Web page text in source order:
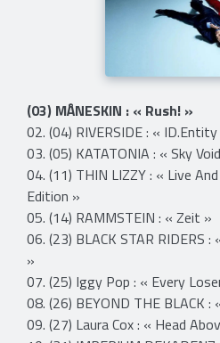
(03) MÅNESKIN : « Rush! »
02. (04) RIVERSIDE : «
03. (05) KATATONIA : « Sky
04. (11) THIN LIZZY : « Live
Edition »
05. (14) RAMMSTEIN : « Zeit »
06. (23) BLACK STAR RIDERS
»
07. (25) Iggy Pop : « Every
08. (26) BEYOND THE BLACK :
09. (27) Laura Cox : « Head